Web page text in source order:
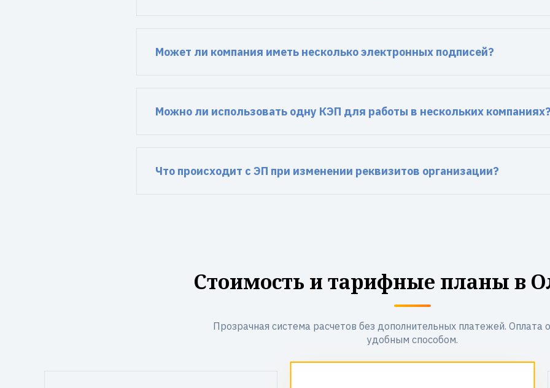
Может ли компания иметь несколько электронных подписей?
Можно ли использовать одну КЭП для работы в нескольких
Что происходит с ЭП при изменении реквизитов организации?
Стоимость и тарифные планы в
Прозрачная система расчетов без дополнительных платежей. Оплата
удобным способом.